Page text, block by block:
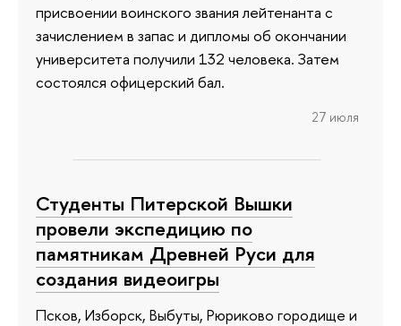
присвоении воинского звания лейтенанта с
зачислением в запас и дипломы об окончании
университета получили 132 человека. Затем
состоялся офицерский бал.
27 июля
Студенты Питерской Вышки
провели экспедицию по
памятникам Древней Руси для
создания видеоигры
Псков, Изборск, Выбуты, Рюриково городище и